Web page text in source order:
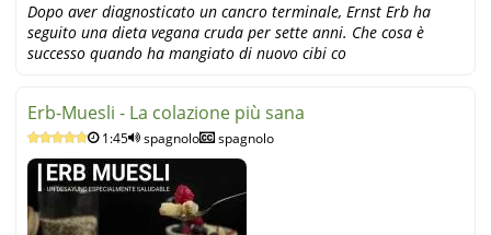
Dopo aver diagnosticato un cancro terminale, Ernst Erb ha
seguito una dieta vegana cruda per sette anni. Che cosa è
successo quando ha mangiato di nuovo cibi co
Erb-Muesli - La colazione più sana
1:45 spagnolo spagnolo